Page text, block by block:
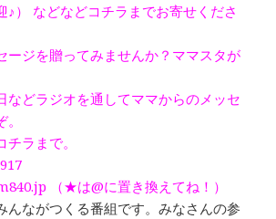
♪） などなどコチラまでお寄せくださ
ージを贈ってみませんか？ママスタが
などラジオを通してママからのメッセ
ラまで。
（★は@に置き換えてね！）
んながつくる番組です。みなさんの参